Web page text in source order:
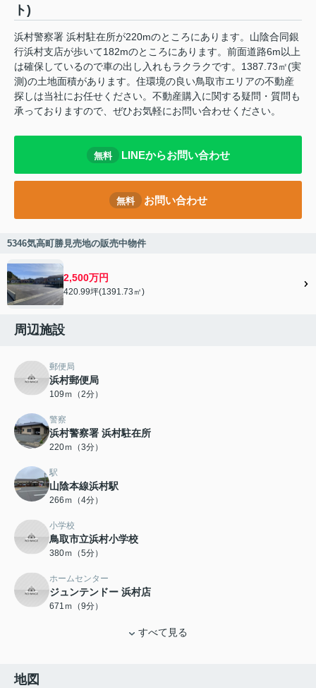
ト)
浜村警察署 浜村駐在所が220mのところにあります。山陰合同銀
行浜村支店が歩いて182mのところにあります。前面道路6m以上
は確保しているので車の出し入れもラクラクです。1387.73㎡(実
測)の土地面積があります。住環境の良い鳥取市エリアの不動産
探しは当社にお任せください。不動産購入に関する疑問・質問も
承っておりますので、ぜひお気軽にお問い合わせください。
無料 LINEからお問い合わせ
無料 お問い合わせ
5346気高町勝見売地の販売中物件
2,500万円
420.99坪(1391.73㎡)
周辺施設
郵便局
浜村郵便局
109ｍ（2分）
警察
浜村警察署 浜村駐在所
220ｍ（3分）
駅
山陰本線浜村駅
266ｍ（4分）
小学校
鳥取市立浜村小学校
380ｍ（5分）
ホームセンター
ジュンテンドー 浜村店
671ｍ（9分）
すべて見る
地図